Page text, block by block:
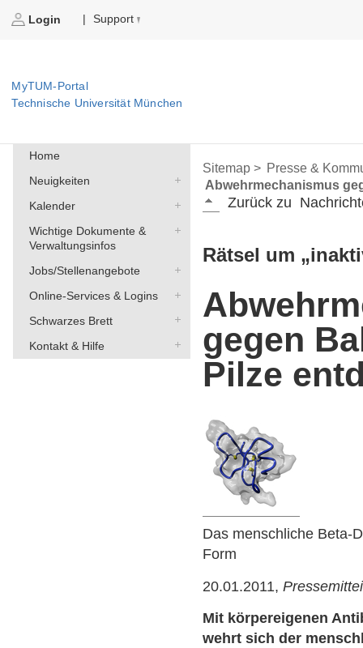
Login | Support
MyTUM-Portal
Technische Universität München
Home
Neuigkeiten
Kalender
Wichtige Dokumente &
Verwaltungsinfos
Jobs/Stellenangebote
Online-Services & Logins
Schwarzes Brett
Kontakt & Hilfe
Sitemap > Presse &
Abwehrmechanismus
Zurück zu
Rätsel um
gegen
Pilze
Das menschliche Beta-
Form
20.01.2011,
Mit körpereigenen
wehrt sich der